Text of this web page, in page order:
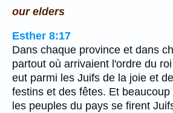
our elders
Esther 8:17
Dans chaque province et dans
partout où arrivaient l'ordre du
eut parmi les Juifs de la joie et
festins et des fêtes. Et
les peuples du pays se firent